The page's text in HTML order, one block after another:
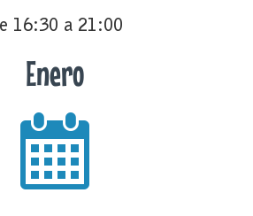
16:30 a 21:00
Enero